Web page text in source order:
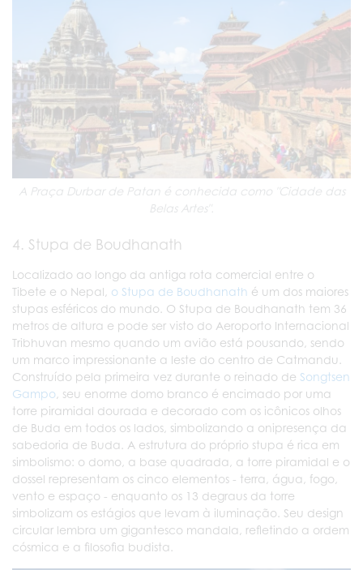
A Praça Durbar de Patan é conhecida como "Cidade das
Belas Artes".
4. Stupa de Boudhanath
Localizado ao longo da antiga rota comercial entre o
Tibete e o Nepal, o Stupa de Boudhanath é um dos maiores
stupas esféricos do mundo. O Stupa de Boudhanath tem 36
metros de altura e pode ser visto do Aeroporto Internacional
Tribhuvan mesmo quando um avião está pousando, sendo
um marco impressionante a leste do centro de Catmandu.
Construído pela primeira vez durante o reinado de Songtsen
Gampo, seu enorme domo branco é encimado por uma
torre piramidal dourada e decorado com os icônicos olhos
de Buda em todos os lados, simbolizando a onipresença da
sabedoria de Buda. A estrutura do próprio stupa é rica em
simbolismo: o domo, a base quadrada, a torre piramidal e o
dossel representam os cinco elementos - terra, água, fogo,
vento e espaço - enquanto os 13 degraus da torre
simbolizam os estágios que levam à iluminação. Seu design
circular lembra um gigantesco mandala, refletindo a ordem
cósmica e a filosofia budista.